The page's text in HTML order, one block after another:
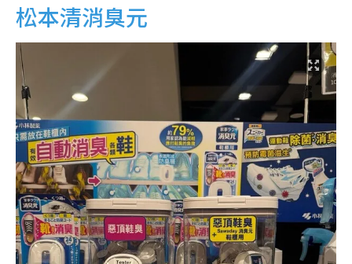
松本清消臭元